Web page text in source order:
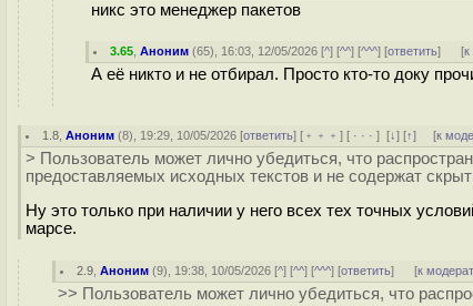
никс это менеджер пакетов
3.65 ,Аноним (65), 16:03, 12/05/2026 [^] [^^] [^^^] [ответить] [к
А её никто и не отбирал. Просто кто-то доку
1.8 ,Аноним (8), 19:29, 10/05/2026 [ответить] [ ﹢﹢﹢] [ · · ·][↓] [↑] [к
> Пользователь может лично убедиться, что
предоставляемых исходных текстов и не содержат
Ну это только при наличии у него всех тех точных
марсе.
2.9 ,Аноним (9), 19:38, 10/05/2026 [^] [^^] [^^^] [ответить] [к
>> Пользователь может лично убедиться, что